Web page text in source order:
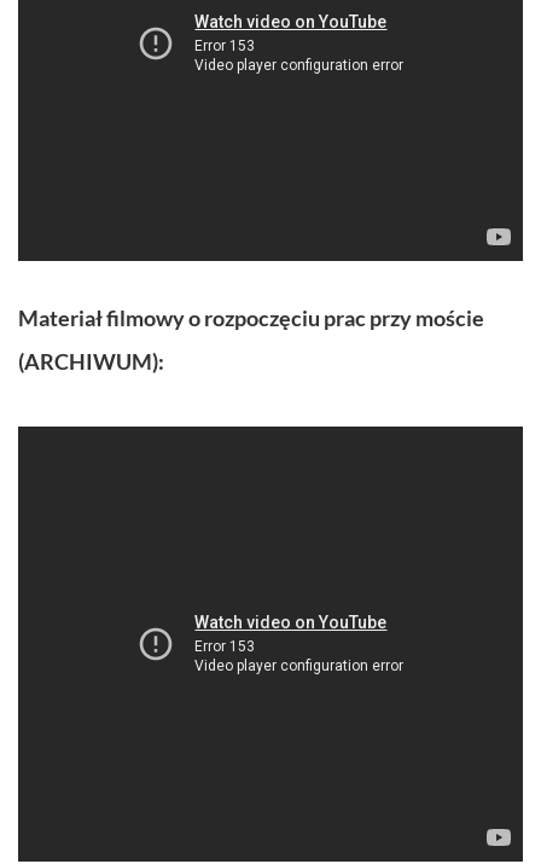
Materiał filmowy o rozpoczęciu prac przy moście
(ARCHIWUM):